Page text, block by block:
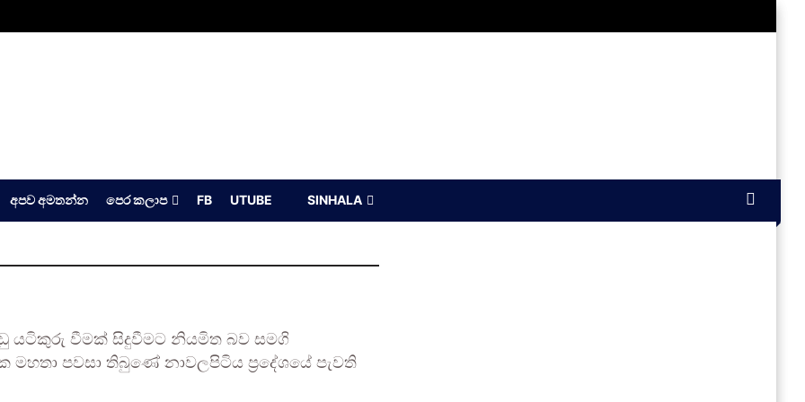
අපව අමතන්න පෙර කලාප FB UTUBE SINHALA
යටිකුරු වීමක් සිදුවීමට නියමිත බව සමගි
පවසා තිබුණේ නාවලපිටිය ප්‍රදේශයේ පැවති